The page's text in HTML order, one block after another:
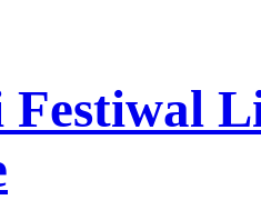
Festiwal